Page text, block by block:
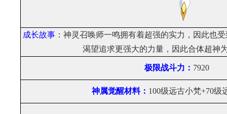
成长故事 ：神灵召唤师一鸣拥有着超强的实力，因此也
渴望追求更强大的力量，因此合体超神
极限战斗力： 7920
神属觉醒材料： 100级远古小梵+70级